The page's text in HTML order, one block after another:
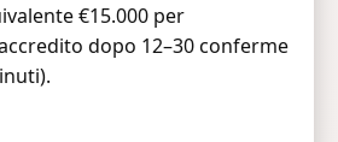
€15.000 per
dopo 12–30 conferme